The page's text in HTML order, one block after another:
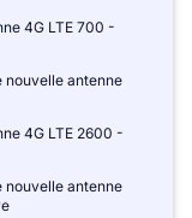
4G LTE 700 -
nouvelle antenne
4G LTE 2600 -
nouvelle antenne